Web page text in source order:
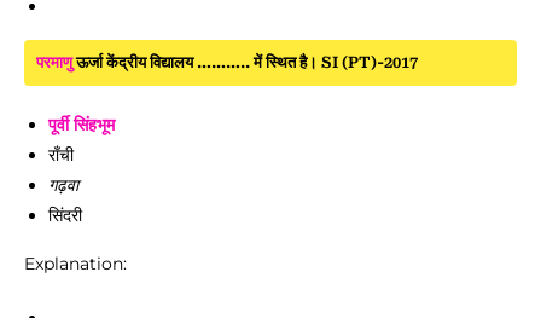
परमाणुऊर्जा केंद्रीय विद्यालय ……….. में स्थित है। SI (PT)-2017
पूर्वी सिंहभूम
राँची
गढ़वा
सिंदरी
Explanation: